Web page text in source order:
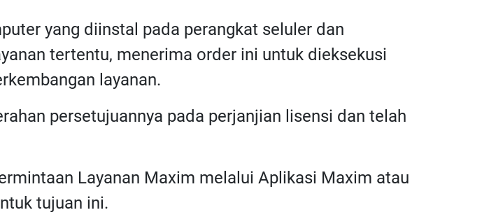
yang diinstal pada perangkat seluler dan
tertentu, menerima order ini untuk dieksekusi
layanan.
persetujuannya pada perjanjian lisensi dan telah
Layanan Maxim melalui Aplikasi Maxim atau
tujuan ini.